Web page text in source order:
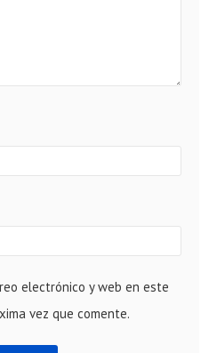
electrónico y web en este
vez que comente.